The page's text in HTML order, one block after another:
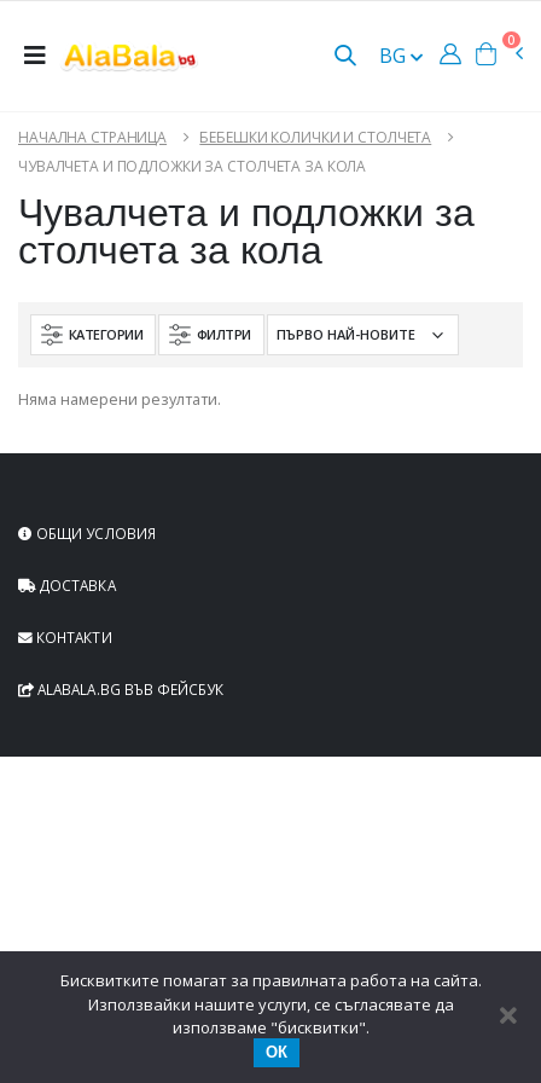
BG
0
НАЧАЛНА СТРАНИЦА
БЕБЕШКИ КОЛИЧКИ И СТОЛЧЕТА
ЧУВАЛЧЕТА И ПОДЛОЖКИ ЗА СТОЛЧЕТА ЗА КОЛА
Чувалчета и подложки за
столчета за кола
КАТЕГОРИИ ФИЛТРИ
Няма намерени резултати.
ОБЩИ УСЛОВИЯ
ДОСТАВКА
КОНТАКТИ
ALABALA.BG ВЪВ ФЕЙСБУК
Бисквитките помагат за правилната работа на сайта.
Използвайки нашите услуги, се съгласявате да
използваме "бисквитки".
ОК